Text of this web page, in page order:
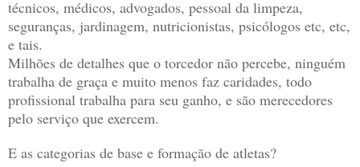
técnicos, médicos, advogados, pessoal da limpeza,
seguranças, jardinagem, nutricionistas, psicólogos etc, etc,
e tais.
Milhões de detalhes que o torcedor não percebe, ninguém
trabalha de graça e muito menos faz caridades, todo
profissional trabalha para seu ganho, e são merecedores
pelo serviço que exercem.
E as categorias de base e formação de atletas?